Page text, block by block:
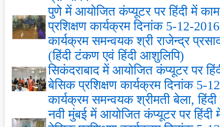
पुणे में आयोजित कंप्‍यूटर पर हिंदी में
प्रशिक्षण कार्यक्रम दिनांक 5-12-
कार्यक्रम समन्‍वयक श्री राजेन्‍द्र
(हिंदी टंकण एवं हिंदी आशुलिपि)
सिकंदराबाद में आयोजित कंप्‍यूटर पर
बेसिक प्रशिक्षण कार्यक्रम दिनांक 5-
कार्यक्रम समन्‍वयक श्रीमती बेला, हिंदी
नवी मुंबई में आयोजित कंप्‍यूटर पर